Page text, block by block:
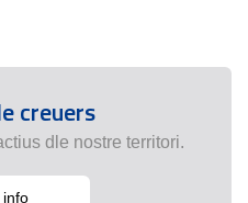
creuers
dle nostre territori.